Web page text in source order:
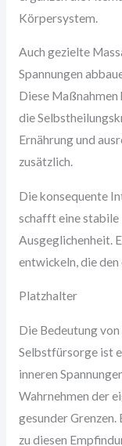
Körpersystem.
Auch gezielte
Spannungen
Diese Maßnahmen
die
Ernährung und
zusätzlich.
Die konsequente
schafft eine stabile
Ausgeglichenheit.
entwickeln, die den
Platzhalter
Die Bedeutung
Selbstfürsorge ist
inneren
Wahrnehmen der
gesunder
zu diesen